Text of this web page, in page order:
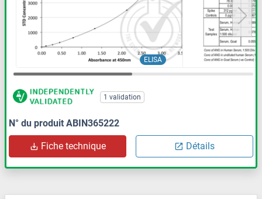
ELISA
1 validation
N° du produit ABIN365222
Fiche technique Détails